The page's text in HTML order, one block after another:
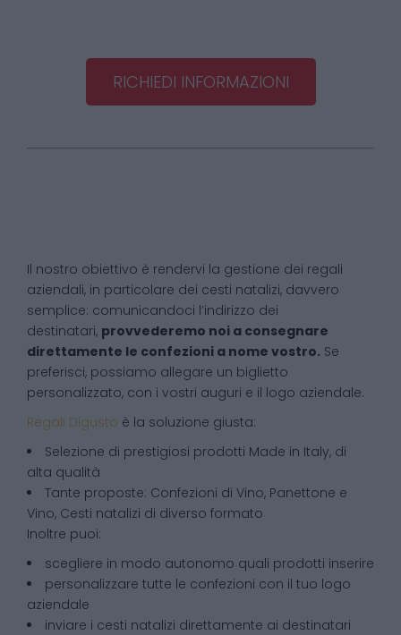
RICHIEDI INFORMAZIONI
Il nostro obiettivo è rendervi la gestione dei regali
aziendali, in particolare dei cesti natalizi, davvero
semplice: comunicandoci l’indirizzo dei
destinatari, provvederemo noi a consegnare
direttamente le confezioni a nome vostro. Se
preferisci, possiamo allegare un biglietto
personalizzato, con i vostri auguri e il logo aziendale.
Regali Digusto è la soluzione giusta:
Selezione di prestigiosi prodotti Made in Italy, di
alta qualità
Tante proposte: Confezioni di Vino, Panettone e
Vino, Cesti natalizi di diverso formato
Inoltre puoi:
scegliere in modo autonomo quali prodotti inserire
personalizzare tutte le confezioni con il tuo logo
aziendale
inviare i cesti natalizi direttamente ai destinatari